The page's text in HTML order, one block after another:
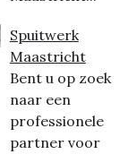
Spuitwerk
Maastricht
Bent u op zoek
naar een
professionele
partner voor